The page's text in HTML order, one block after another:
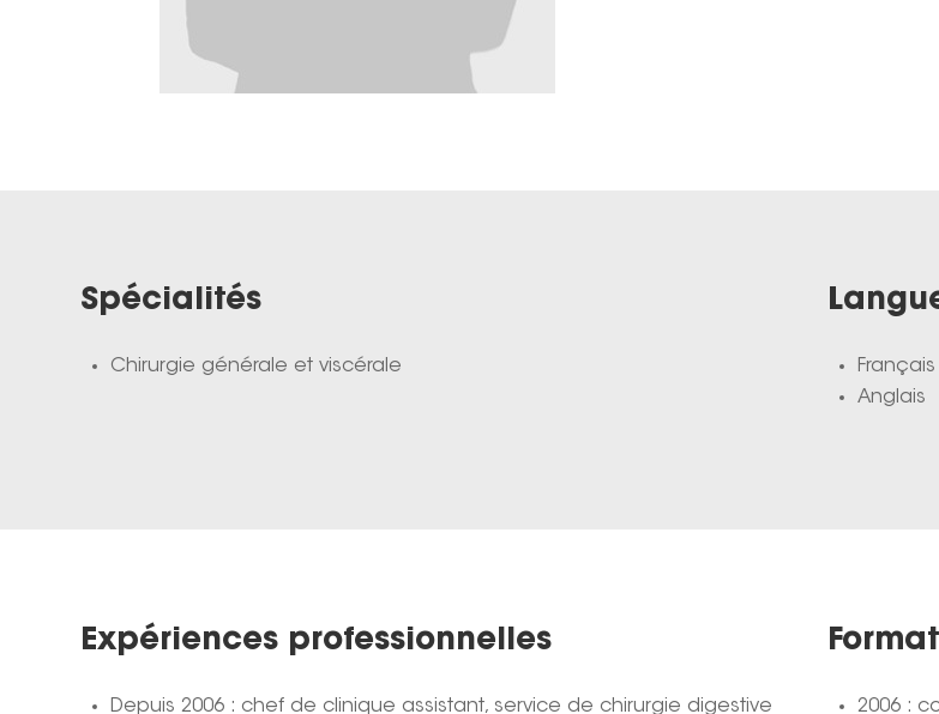
Spécialités
Chirurgie générale et viscérale
Français
Anglais
Expériences professionnelles
Depuis 2006 : chef de clinique assistant, service de chirurgie digestive
2006 :